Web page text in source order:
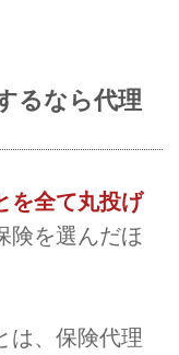
るなら代理
を全て丸投げ
険を選んだほ
は、保険代理